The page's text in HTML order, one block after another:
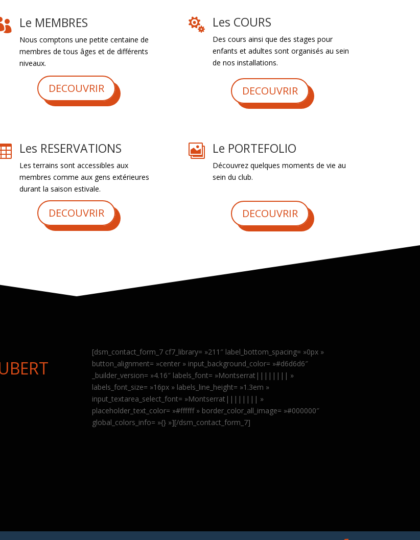
Le MEMBRES
Nous comptons une petite centaine de
membres de tous âges et de différents
niveaux.
DECOUVRIR
 Les COURS
Des cours ainsi que des stages pour
enfants et adultes sont organisés au sein
de nos installations.
DECOUVRIR
Les RESERVATIONS
Les terrains sont accessibles aux
membres comme aux gens extérieures
durant la saison estivale.
DECOUVRIR
 Le PORTEFOLIO
Découvrez quelques moments de vie au
sein du club.
DECOUVRIR
[dsm_contact_form_7 cf7_library= »211″ label_bottom_spacing= »0px »
button_alignment= »center » input_background_color= »#d6d6d6″
_builder_version= »4.16″ labels_font= »Montserrat|||||||| »
labels_font_size= »16px » labels_line_height= »1.3em »
input_textarea_select_font= »Montserrat|||||||| »
placeholder_text_color= »#ffffff » border_color_all_image= »#000000″
global_colors_info= »{} »][/dsm_contact_form_7]